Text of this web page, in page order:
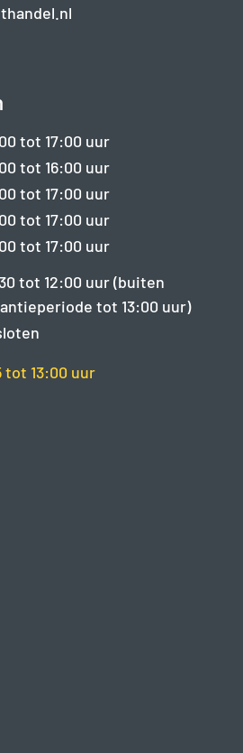
tot 17:00 uur
tot 16:00 uur
tot 17:00 uur
tot 17:00 uur
tot 17:00 uur
tot 12:00 uur (buiten
tot 13:00 uur)
tot 13:00 uur